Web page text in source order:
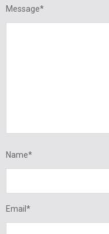
Message*
Name*
Email *